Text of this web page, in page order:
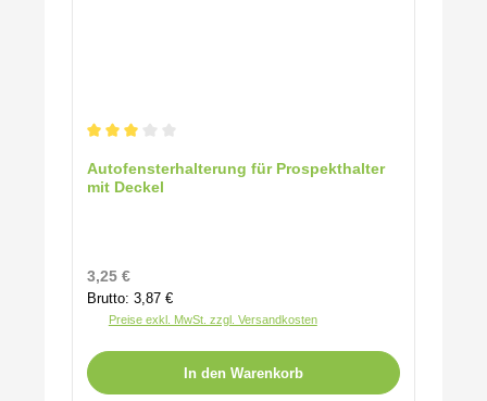
Autofensterhalterung für Prospekthalter
mit Deckel
Regulärer Preis:
3,25 €
Brutto: 3,87 €
Preise exkl. MwSt. zzgl. Versandkosten
In den Warenkorb